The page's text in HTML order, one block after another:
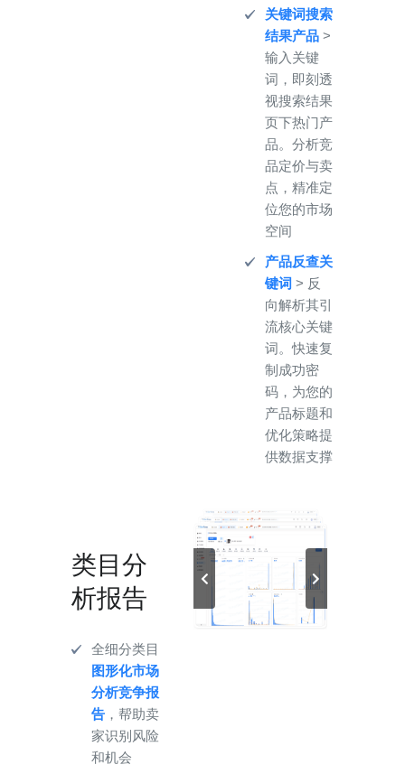
关键词搜索
结果产品>
输入关键
词，即刻透
视搜索结果
页下热门产
品。分析竞
品定价与卖
点，精准定
位您的市场
空间
产品反查关
键词 > 反
向解析其引
流核心关键
词。快速复
制成功密
码，为您的
产品标题和
优化策略提
供数据支撑
类目分
析报告
全细分类目
图形化市场
分析竞争报
告 ，帮助卖
家识别风险
和机会